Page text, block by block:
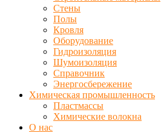
Стены
Полы
Кровля
Оборудование
Гидроизоляция
Шумоизоляция
Справочник
Энергосбережение
Химическая промышленность
Пластмассы
Химические волокна
О нас